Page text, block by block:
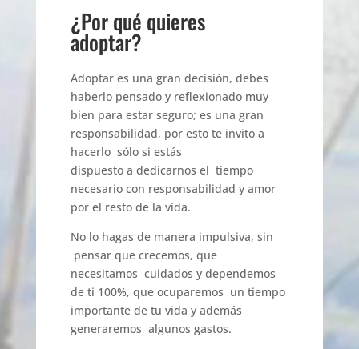
¿Por qué quieres
adoptar?
Adoptar es una gran decisión, debes
haberlo pensado y reflexionado muy
bien para estar seguro; es una gran
responsabilidad, por esto te invito a
hacerlo sólo si estás
dispuesto a dedicarnos el tiempo
necesario con responsabilidad y amor
por el resto de la vida.
No lo hagas de manera impulsiva, sin
pensar que crecemos, que
necesitamos cuidados y dependemos
de ti 100%, que ocuparemos un tiempo
importante de tu vida y además
generaremos algunos gastos.